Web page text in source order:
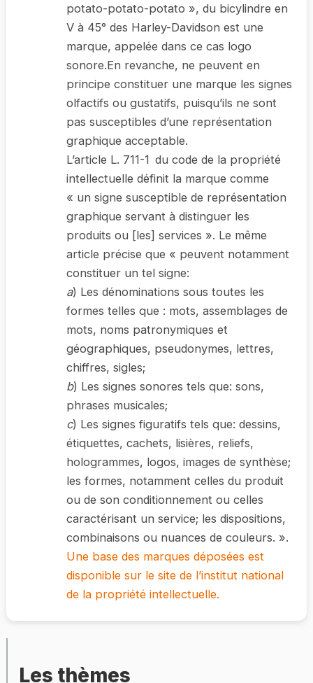
potato-potato-potato », du bicylindre en
V à 45° des Harley-Davidson est une
marque, appelée dans ce cas logo
sonore.En revanche, ne peuvent en
principe constituer une marque les signes
olfactifs ou gustatifs, puisqu’ils ne sont
pas susceptibles d’une représentation
graphique acceptable.
L’article L. 711-1 du code de la propriété
intellectuelle définit la marque comme
« un signe susceptible de représentation
graphique servant à distinguer les
produits ou [les] services ». Le même
article précise que « peuvent notamment
constituer un tel signe:
a) Les dénominations sous toutes les
formes telles que : mots, assemblages de
mots, noms patronymiques et
géographiques, pseudonymes, lettres,
chiffres, sigles;
b) Les signes sonores tels que: sons,
phrases musicales;
c) Les signes figuratifs tels que: dessins,
étiquettes, cachets, lisières, reliefs,
hologrammes, logos, images de synthèse;
les formes, notamment celles du produit
ou de son conditionnement ou celles
caractérisant un service; les dispositions,
combinaisons ou nuances de couleurs. ».
Une base des marques déposées est
disponible sur le site de l’institut national
de la propriété intellectuelle.
Les thèmes